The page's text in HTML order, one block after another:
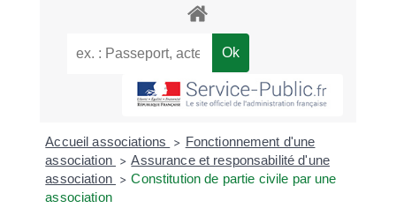
Accueil associations > Fonctionnement d'une
association > Assurance et responsabilité d'une
association > Constitution de partie civile par une
association